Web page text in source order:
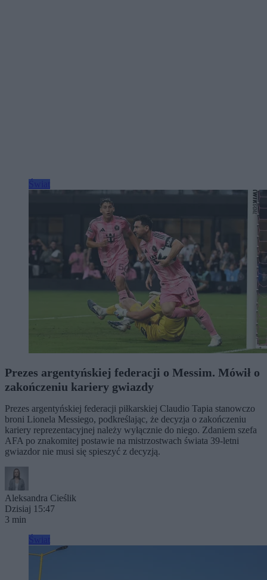
Prezes argentyńskiej federacji o Messim. Mówił o
zakończeniu kariery gwiazdy
Prezes argentyńskiej federacji piłkarskiej Claudio Tapia stanowczo
broni Lionela Messiego, podkreślając, że decyzja o zakończeniu
kariery reprezentacyjnej należy wyłącznie do niego. Zdaniem szefa
AFA po znakomitej postawie na mistrzostwach świata 39-letni
gwiazdor nie musi się spieszyć z decyzją.
Aleksandra Cieślik
Dzisiaj 15:47
3 min